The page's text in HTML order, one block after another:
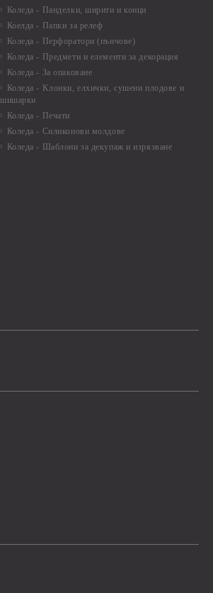
Коледа - Панделки, ширити и конци
Коелда - Папки за релеф
Коледа - Перфоратори (пънчове)
Коледа - Предмети и елементи за декорация
Коледа - За опаковане
Коледа - Kлонки, елхички, сушени плодове и
шишарки
Коледа - Печати
Коледа - Силиконови молдове
Коледа - Шаблони за декупаж и изрязване